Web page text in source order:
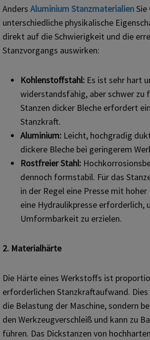
Anders Aluminium StanzmaterialienSie
unterschiedliche physikalische
direkt auf die Schwierigkeit und die
Stanzvorgangs auswirken:
Kohlenstoffstahl: Es ist sehr hart
widerstandsfähig, aber schwer zu
Stanzen dicker Bleche erfordert
Stanzkraft.
Aluminium: Leicht, hochgradig
dickere Bleche bei geringerem
Rostfreier Stahl:
dennoch formstabil. Für das
in der Regel eine Presse mit
eine Hydraulikpresse erforderlich,
Umformbarkeit zu erzielen.
2. Materialhärte
Die Härte eines Werkstoffs ist
erforderlichen Stanzkraftaufwand.
die Belastung der Maschine, sondern
den Werkzeugverschleiß und kann zu
führen. Das Dickstanzen von